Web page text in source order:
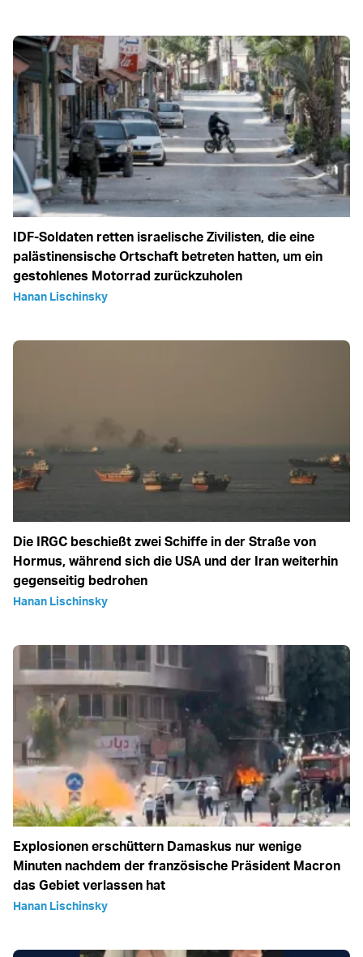
IDF-Soldaten retten israelische Zivilisten, die eine
palästinensische Ortschaft betreten hatten, um ein
gestohlenes Motorrad zurückzuholen
Hanan Lischinsky
Die IRGC beschießt zwei Schiffe in der Straße von
Hormus, während sich die USA und der Iran weiterhin
gegenseitig bedrohen
Hanan Lischinsky
Explosionen erschüttern Damaskus nur wenige
Minuten nachdem der französische Präsident Macron
das Gebiet verlassen hat
Hanan Lischinsky